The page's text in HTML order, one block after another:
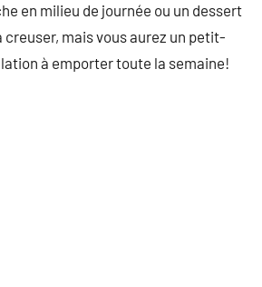
en milieu de journée ou un dessert
creuser, mais vous aurez un petit-
à emporter toute la semaine!